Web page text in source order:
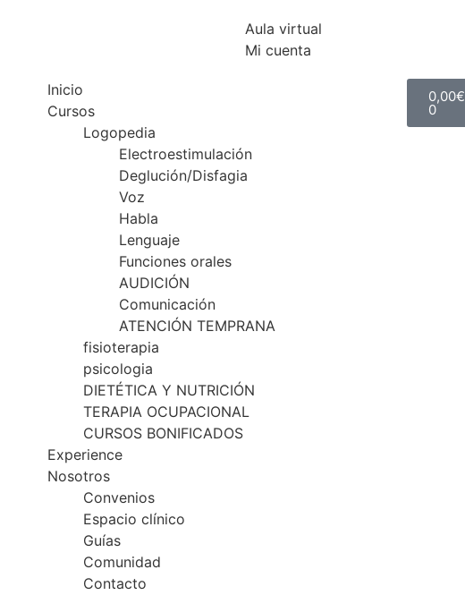
Aula virtual
Mi cuenta
Inicio
Cursos
Logopedia
Electroestimulación
Deglución/Disfagia
Voz
Habla
Lenguaje
Funciones orales
AUDICIÓN
Comunicación
ATENCIÓN TEMPRANA
fisioterapia
psicologia
DIETÉTICA Y NUTRICIÓN
TERAPIA OCUPACIONAL
CURSOS BONIFICADOS
Experience
Nosotros
Convenios
Espacio clínico
Guías
Comunidad
Contacto
0,00€
0